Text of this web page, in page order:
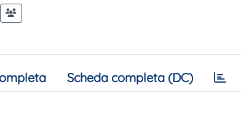
Scheda completa (DC)